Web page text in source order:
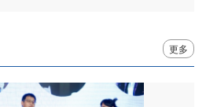
更多